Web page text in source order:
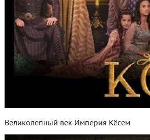
Великолепный век Империя Кёсем